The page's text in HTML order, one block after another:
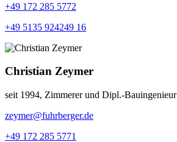
+49 172 285 5772
+49 5135 924249 16
Christian Zeymer
seit 1994, Zimmerer und Dipl.-Bauingenieur
zeymer@fuhrberger.de
+49 172 285 5771